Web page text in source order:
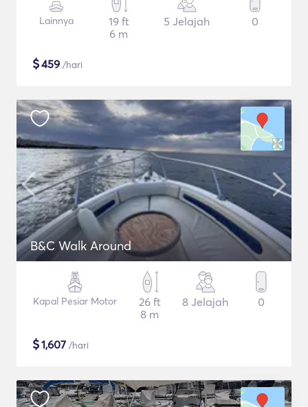
Lainnya
19 ft
6 m
5 Jelajah 0
$459 /hari
B&C Walk Around
Kapal Pesiar Motor
26 ft
8 m
8 Jelajah 0
$1,607 /hari